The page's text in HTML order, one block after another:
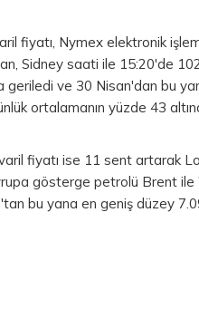
fiyatı, Nymex elektronik
Sidney saati ile 15:20'de
ve 30 Nisan'dan bu
ortalamanın yüzde 43
fiyatı ise 11 sent artarak
gösterge petrolü Brent ile
bu yana en geniş düzey